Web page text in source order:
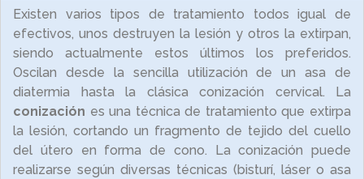
Existen varios tipos de tratamiento todos igual de
efectivos, unos destruyen la lesión y otros la extirpan,
siendo actualmente estos últimos los preferidos.
Oscilan desde la sencilla utilización de un asa de
diatermia hasta la clásica conización cervical. La
conización es una técnica de tratamiento que extirpa
la lesión, cortando un fragmento de tejido del cuello
del útero en forma de cono. La conización puede
realizarse según diversas técnicas (bisturí, láser o asa